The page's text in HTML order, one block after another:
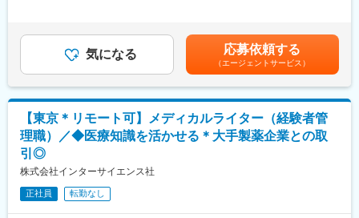
■魅力
【人材力】
優秀な人材に業務が集中することによる消耗を避けるため、強固
マネージメントとクオリティのレビューを進めるよう努めていま
す。同時に、強いミドルマネージャーたちによって導かれるチー
ム体制でのプロジェクト推進は未経験者の育成も支援していま
す。
【ジェンダーダイバーシティの推進】
仕事ができるよう、産前産後・育児休業の取り易さと、そうした
一時的な休職が復職や昇進機会に影響しないようジェンダーダイ
・社内に向けた戦略や資材作成、学術情報提供
・外部向け使用スライドの学術的検証
■同社の特徴：
同社は製薬／バイオ／医療機器等のヘルスケア業界にクリニカ
ル、コマーシャル、コンサルティングのサービスを提供するグロ
ーバル企業です。世界110ヶ国に拠点をもち、29,000人の従業員
コンサルティングと、医薬品等のプロダクトライフサイクルに必
要なベスト・イン・クラスのサービスを「ワンストップ」で提供
しています。550社以上の顧客と取引の実績があり、製薬、バイ
であり、選考を通じて上下する可能性があります。月給(月額)は固
定手当を含めた表記です。
気になる 応募依頼する
（エージェントサービス）
【東京＊リモート可】メディカルライター（経験者管
理職）／◆医療知識を活かせる＊大手製薬企業との取
引◎
株式会社インターサイエンス社
正社員 転勤なし